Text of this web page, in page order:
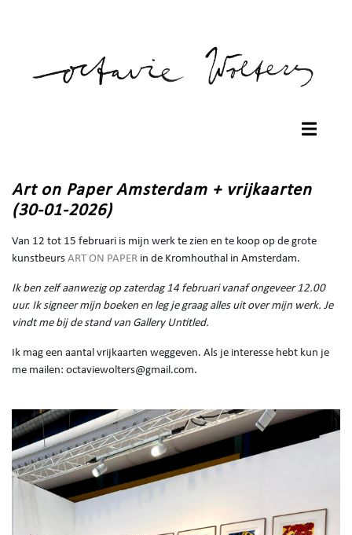
Art on Paper Amsterdam + vrijkaarten
(30-01-2026)
Van 12 tot 15 februari is mijn werk te zien en te koop op de grote
kunstbeurs ART ON PAPER in de Kromhouthal in Amsterdam.
Ik ben zelf aanwezig op zaterdag 14 februari vanaf ongeveer 12.00
uur. Ik signeer mijn boeken en leg je graag alles uit over mijn werk. Je
vindt me bij de stand van Gallery Untitled.
Ik mag een aantal vrijkaarten weggeven. Als je interesse hebt kun je
me mailen: octaviewolters@gmail.com.